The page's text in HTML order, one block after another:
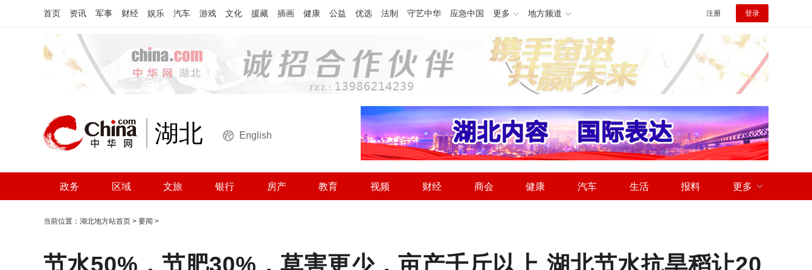
首页 资讯 军事 财经 娱乐 汽车 游戏 文化 援藏 插画 健康 公益 优选 法制 守艺中华 应急中国 更多 地方频道 注册 登录
湖北 English
政务 区域 文旅 银行 房产 教育 视频 财经 商会 健康 汽车 生活 报料 更多
当前位置： 湖北地方站首页 > 要闻 >
节水50%，节肥30%，草害更少，亩产千斤以上 湖北节水抗旱稻让20